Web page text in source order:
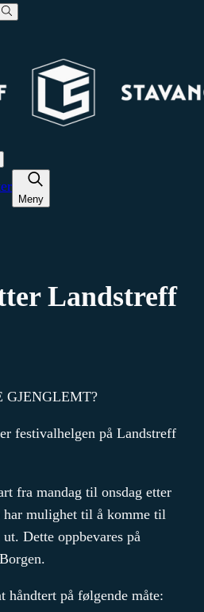
Meny
Landstreff
GJENGLEMT?
festivalhelgen på Landstreff
fra mandag til onsdag etter
mulighet til å komme til
Dette oppbevares på
håndtert på følgende måte: